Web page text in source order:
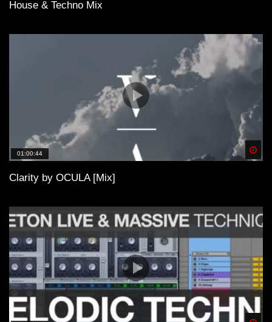
House & Techno Mix
01:00:44
Clarity by OCULA [Mix]